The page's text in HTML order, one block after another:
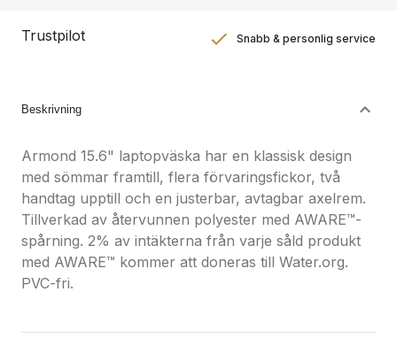
Trustpilot Snabb & personlig service
Beskrivning
Armond 15.6" laptopväska har en klassisk design
med sömmar framtill, flera förvaringsfickor, två
handtag upptill och en justerbar, avtagbar axelrem.
Tillverkad av återvunnen polyester med AWARE™-
spårning. 2% av intäkterna från varje såld produkt
med AWARE™ kommer att doneras till Water.org.
PVC-fri.